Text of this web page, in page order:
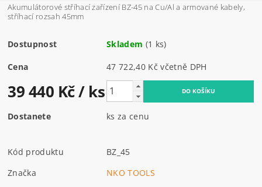
Akumulátorové stříhací zařízení BZ-45 na Cu/Al a armované kabely,
stříhací rozsah 45mm
Dostupnost Skladem (1 ks)
Cena 47 722,40 Kč včetně DPH
39 440 Kč/ ks
Dostanete ks za cenu
Kód produktu
BZ_45
Značka
NKO TOOLS